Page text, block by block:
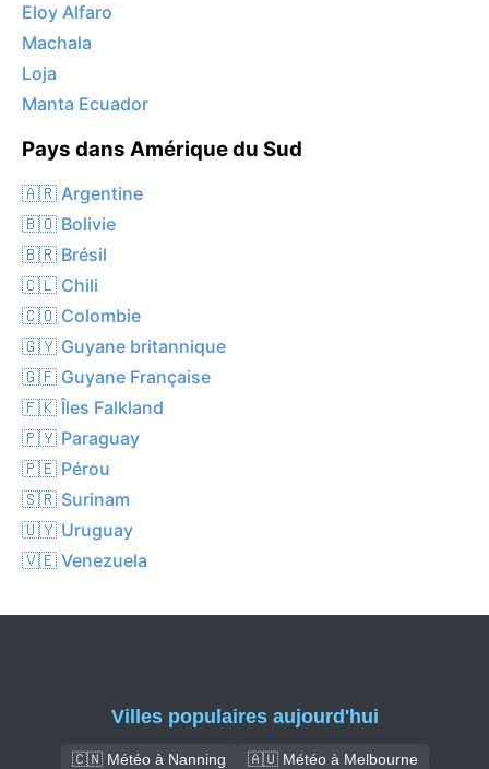
Eloy Alfaro
Machala
Loja
Manta Ecuador
Pays dans Amérique du Sud
🇦🇷 Argentine
🇧🇴 Bolivie
🇧🇷 Brésil
🇨🇱 Chili
🇨🇴 Colombie
🇬🇾 Guyane britannique
🇬🇫 Guyane Française
🇫🇰 Îles Falkland
🇵🇾 Paraguay
🇵🇪 Pérou
🇸🇷 Surinam
🇺🇾 Uruguay
🇻🇪 Venezuela
Villes populaires aujourd'hui
🇨🇳 Météo à Nanning
🇦🇺 Météo à Melbourne